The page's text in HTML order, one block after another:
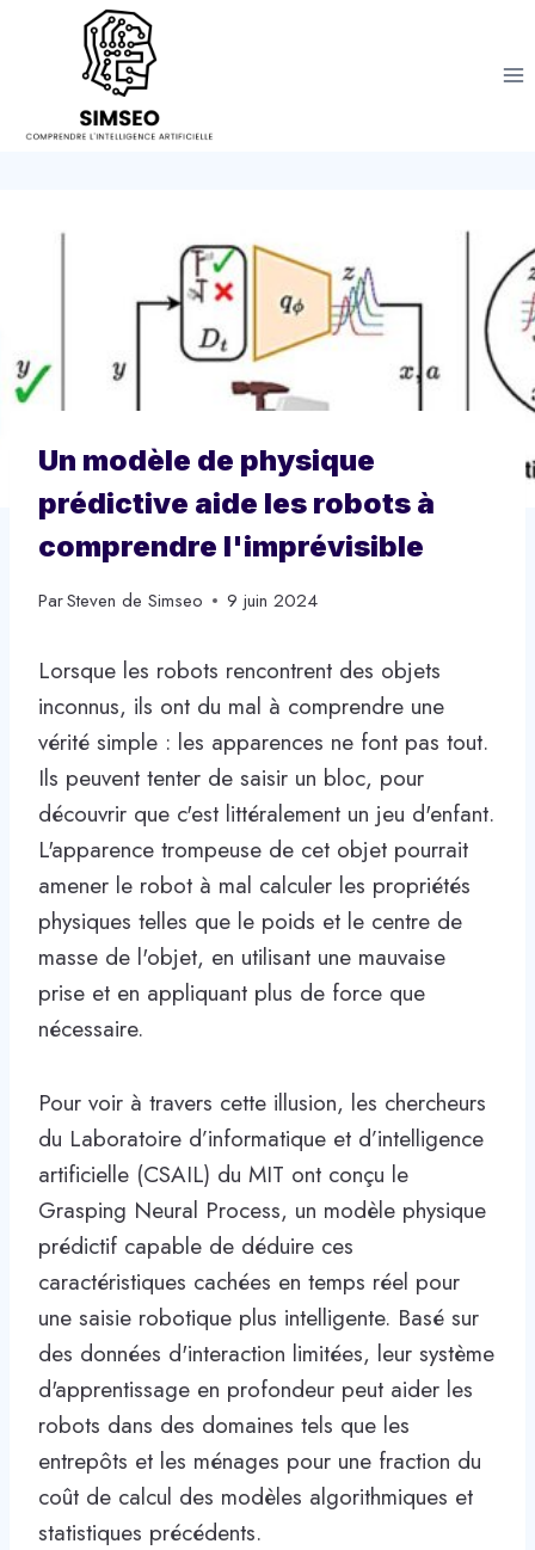
Un modèle de physique
prédictive aide les robots à
comprendre l'imprévisible
ParSteven de Simseo 9 juin 2024
Lorsque les robots rencontrent des objets
inconnus, ils ont du mal à comprendre une
vérité simple : les apparences ne font pas tout.
Ils peuvent tenter de saisir un bloc, pour
découvrir que c'est littéralement un jeu d'enfant.
L'apparence trompeuse de cet objet pourrait
amener le robot à mal calculer les propriétés
physiques telles que le poids et le centre de
masse de l'objet, en utilisant une mauvaise
prise et en appliquant plus de force que
nécessaire.
Pour voir à travers cette illusion, les chercheurs
du Laboratoire d’informatique et d’intelligence
artificielle (CSAIL) du MIT ont conçu le
Grasping Neural Process, un modèle physique
prédictif capable de déduire ces
caractéristiques cachées en temps réel pour
une saisie robotique plus intelligente. Basé sur
des données d'interaction limitées, leur système
d'apprentissage en profondeur peut aider les
robots dans des domaines tels que les
entrepôts et les ménages pour une fraction du
coût de calcul des modèles algorithmiques et
statistiques précédents.